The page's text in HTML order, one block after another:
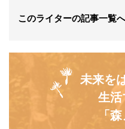
このライターの記事一覧へ
未来を
生活
「